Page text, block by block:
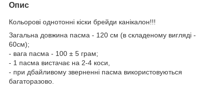
Опис
Кольорові однотонні кіски брейди канікалон!!!
Загальна довжина пасма - 120 см (в складеному вигляді -
60см);
- вага пасма - 100 ± 5 грам;
- 1 пасма вистачає на 2-4 коси,
- при дбайливому зверненні пасма використовуються
багаторазово.